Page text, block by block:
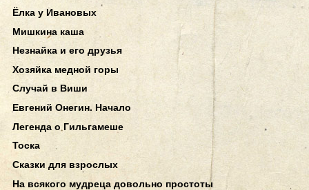
Ёлка у Ивановых
Мишкина каша
Незнайка и его друзья
Хозяйка медной горы
Случай в Виши
Евгений Онегин. Начало
Легенда о Гильгамеше
Тоска
Сказки для взрослых
На всякого мудреца довольно простоты